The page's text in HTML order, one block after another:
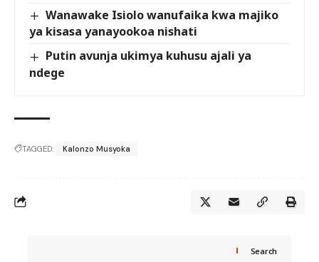
Wanawake Isiolo wanufaika kwa majiko
ya kisasa yanayookoa nishati
Putin avunja ukimya kuhusu ajali ya
ndege
TAGGED: Kalonzo Musyoka
Search